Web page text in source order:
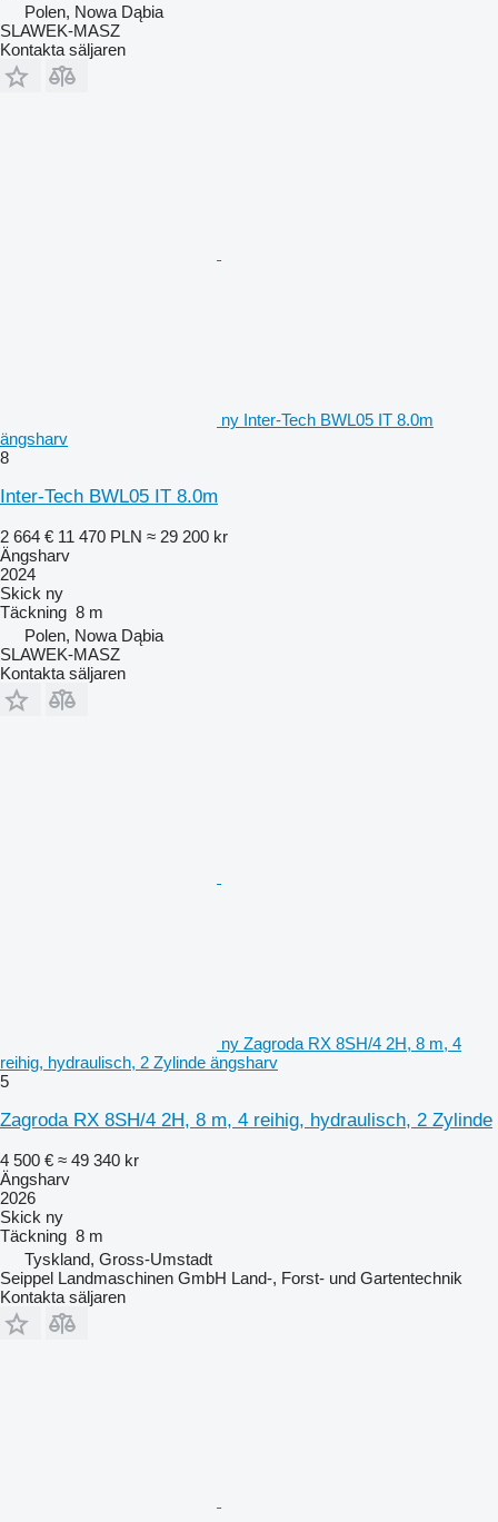
Polen, Nowa Dąbia
SLAWEK-MASZ
Kontakta säljaren
ny Inter-Tech BWL05 IT 8.0m
ängsharv
8
Inter-Tech BWL05 IT 8.0m
2 664 € 11 470 PLN ≈ 29 200 kr
Ängsharv
2024
Skick ny
Täckning 8 m
Polen, Nowa Dąbia
SLAWEK-MASZ
Kontakta säljaren
ny Zagroda RX 8SH/4 2H, 8 m, 4
reihig, hydraulisch, 2 Zylinde ängsharv
5
Zagroda RX 8SH/4 2H, 8 m, 4 reihig, hydraulisch, 2 Zylinde
4 500 € ≈ 49 340 kr
Ängsharv
2026
Skick ny
Täckning 8 m
Tyskland, Gross-Umstadt
Seippel Landmaschinen GmbH Land-, Forst- und Gartentechnik
Kontakta säljaren